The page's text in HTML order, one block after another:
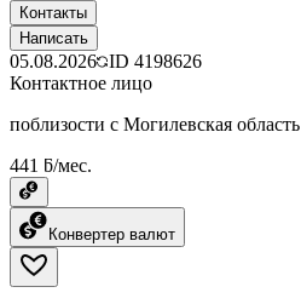
Контакты
Написать
05.08.2026 ID 4198626
Контактное лицо
поблизости с Могилевская область
441 ƃ/мес.
Конвертер валют